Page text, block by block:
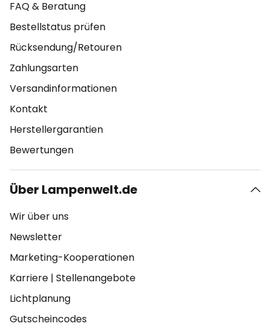
FAQ & Beratung
Bestellstatus prüfen
Rücksendung/Retouren
Zahlungsarten
Versandinformationen
Kontakt
Herstellergarantien
Bewertungen
Über Lampenwelt.de
Wir über uns
Newsletter
Marketing-Kooperationen
Karriere | Stellenangebote
Lichtplanung
Gutscheincodes